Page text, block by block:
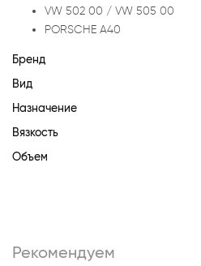
VW 502 00 / VW 505 00
PORSCHE A40
Бренд
Вид
Назначение
Вязкость
Объем
Рекомендуем